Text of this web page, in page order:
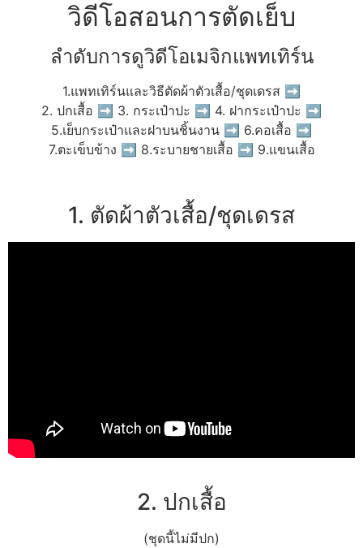
วิดีโอสอนการตัดเย็บ
ลำดับการดูวิดีโอเมจิกแพทเทิร์น
1.แพทเทิร์นและวิธีตัดผ้าตัวเสื้อ/ชุดเดรส ➡
2. ปกเสื้อ ➡ 3. กระเป๋าปะ ➡ 4. ฝากระเป๋าปะ ➡
5.เย็บกระเป๋าและฝาบนชิ้นงาน ➡ 6.คอเสื้อ ➡
7.ตะเข็บข้าง ➡ 8.ระบายชายเสื้อ ➡ 9.แขนเสื้อ
1. ตัดผ้าตัวเสื้อ/ชุดเดรส
2. ปกเสื้อ
(ชุดนี้ไม่มีปก)